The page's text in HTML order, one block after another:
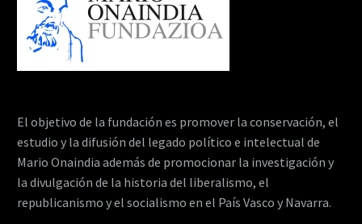
El objetivo de la fundación es promover la conservación, el
estudio y la difusión del legado político e intelectual de
Mario Onaindia además de promocionar la investigación y
la divulgación de la historia del liberalismo, el
republicanismo y el socialismo en el País Vasco y Navarra.